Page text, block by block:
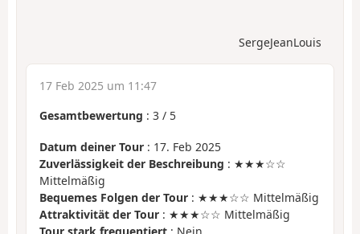
SergeJeanLouis
17 Feb 2025 um 11:47
Gesamtbewertung : 3 / 5
Datum deiner Tour : 17. Feb 2025
Zuverlässigkeit der Beschreibung : ★★★☆☆
Mittelmäßig
Bequemes Folgen der Tour : ★★★☆☆ Mittelmäßig
Attraktivität der Tour : ★★★☆☆ Mittelmäßig
Tour stark frequentiert : Nein